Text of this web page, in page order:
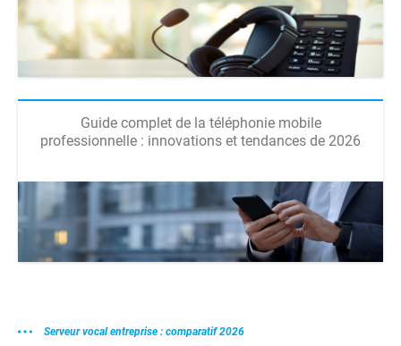
Guide complet de la téléphonie mobile
professionnelle : innovations et tendances de 2026
Serveur vocal entreprise : comparatif 2026